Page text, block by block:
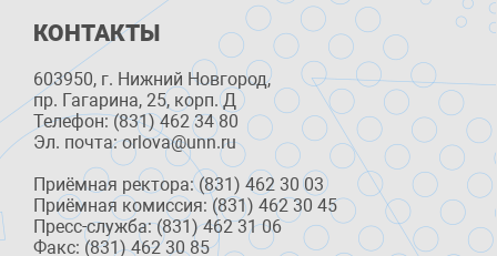
КОНТАКТЫ
603950, г. Нижний Новгород,
пр. Гагарина, 25, корп. Д
Телефон: (831) 462 34 80
Эл. почта: orlova@unn.ru
Приёмная ректора: (831) 462 30 03
Приёмная комиссия: (831) 462 30 45
Пресс-служба: (831) 462 31 06
Факс: (831) 462 30 85